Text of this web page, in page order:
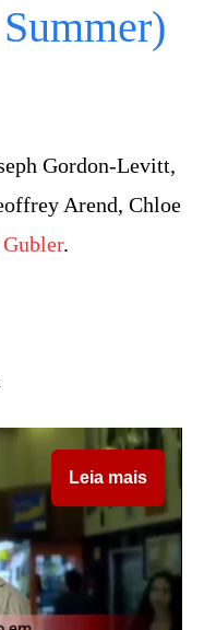
Gordon-Levitt,
Arend, Chloe
.
Leia mais